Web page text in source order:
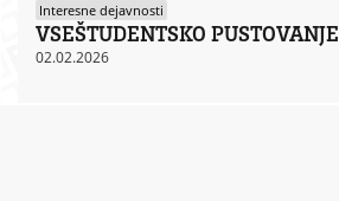
Interesne dejavnosti
VSEŠTUDENTSKO PUSTOVANJE
02.02.2026